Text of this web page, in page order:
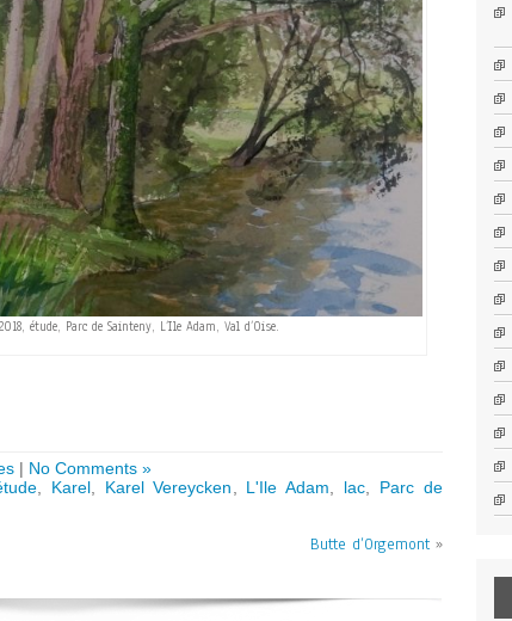
étude, Parc de Sainteny, L’Ile Adam, Val d’Oise.
| No Comments »
, Karel, Karel Vereycken, L'Ile Adam, lac, Parc de
Butte d’Orgemont »